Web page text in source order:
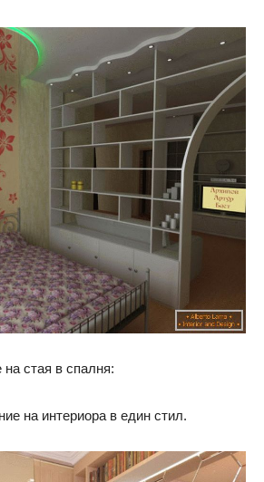
стая в спалня:
на интериора в един стил.